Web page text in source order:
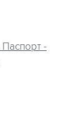
Паспорт -